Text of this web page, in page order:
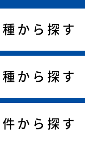
種から探す
種から探す
件から探す